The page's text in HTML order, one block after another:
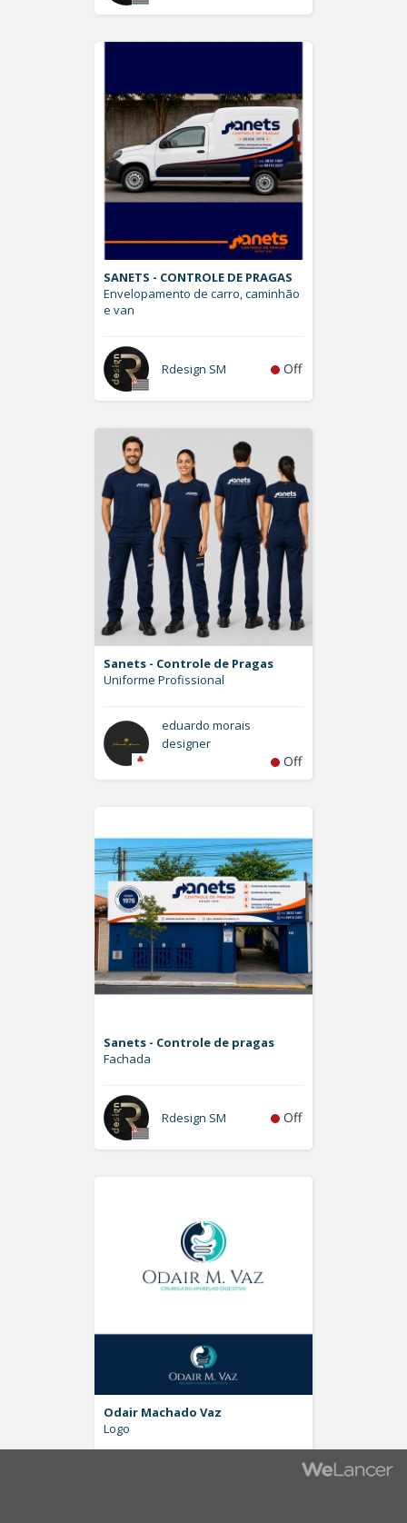
SANETS - CONTROLE DE PRAGAS
Envelopamento de carro, caminhão
e van
Rdesign SM Off
Sanets - Controle de Pragas
Uniforme Profissional
eduardo morais
designer
Off
Sanets - Controle de pragas
Fachada
Rdesign SM Off
Odair Machado Vaz
Logo